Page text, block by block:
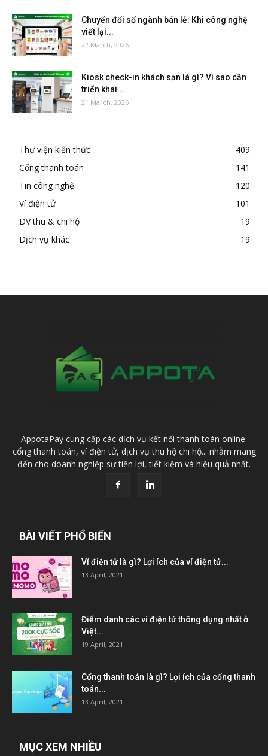
Chuyển đổi số ngành bán lẻ: Khi công nghệ
viết lại...
22 March, 2026
Kiosk check-in khách sạn là gì? Vì sao cần
triển khai...
21 March, 2026
Thư viện kiến thức
409
Cổng thanh toán
141
Tin công nghệ
120
Ví điện tử
101
DV thu & chi hộ
19
Dịch vụ khác
19
AppotaPay cung cấp các dịch vụ kết nối thanh toán online:
cổng thanh toán, ví điện tử, dịch vụ thu hộ chi hộ... nhằm mang
đến cho doanh nghiệp sự tiện lợi, tiết kiệm và hiệu quả nhất.
BÀI VIẾT PHỔ BIẾN
Ví điện tử là gì? Lợi ích của ví điện tử...
13 April, 2021
Điểm danh các ví điện tử thông dụng nhất ở
Việt...
19 April, 2021
Cổng thanh toán là gì? Lợi ích của cổng thanh
toán...
13 April, 2021
MỤC XEM NHIỀU